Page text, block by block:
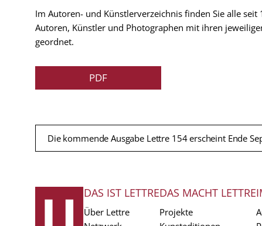
Im Autoren- und Künstlerverzeichnis finden Sie alle
Autoren, Künstler und Photographen mit ihren
geordnet.
PDF
Die kommende Ausgabe Lettre 154 erscheint Ende
FUSSZEILE
DAS IST LETTRE
Über Lettre
DAS MACHT LETTRE
Projekte